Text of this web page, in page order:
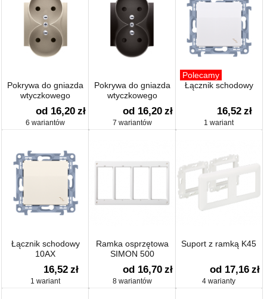
Pokrywa do gniazda
wtyczkowego
podwójnego z
uziemieniem - do
ramek NATURE
od 16,20 zł
6 wariantów
Pokrywa do gniazda
wtyczkowego
podwójnego z
uziemieniem - do
ramek PREMIUM
od 16,20 zł
7 wariantów
Polecamy
Łącznik schodowy
16,52 zł
1 wariant
Łącznik schodowy
10AX
16,52 zł
1 wariant
Ramka osprzętowa
SIMON 500
od 16,70 zł
8 wariantów
Suport z ramką K45
od 17,16 zł
4 warianty